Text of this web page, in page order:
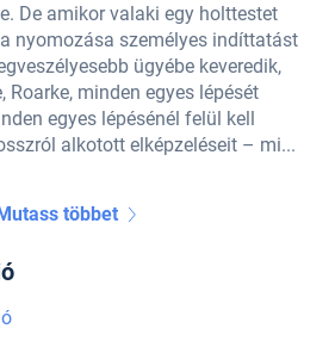
De amikor valaki egy holttestet
nyomozása személyes indíttatást
ügyébe keveredik,
Roarke, minden egyes lépését
egyes lépésénél felül kell
alkotott elképzeléseit – mi...
többet